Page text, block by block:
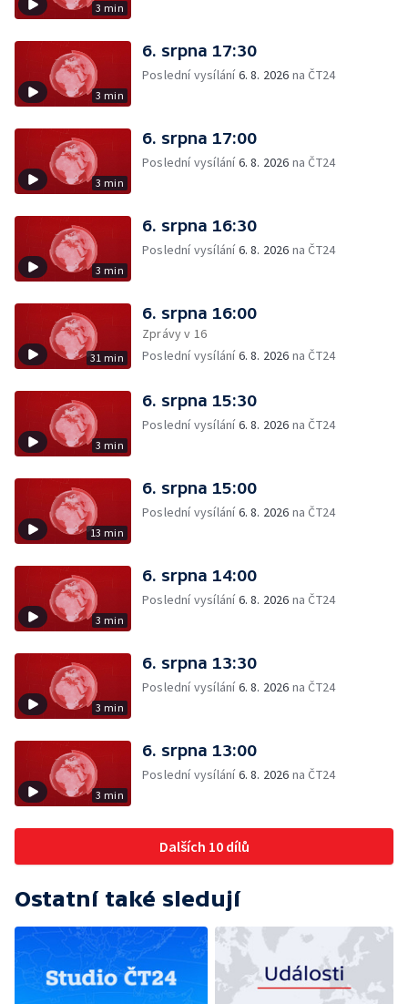
3 min
3 min
6. srpna 17:30
Poslední vysílání6. 8. 2026 na ČT24
3 min
6. srpna 17:00
Poslední vysílání6. 8. 2026 na ČT24
3 min
6. srpna 16:30
Poslední vysílání6. 8. 2026 na ČT24
31 min
6. srpna 16:00
Zprávy v 16
Poslední vysílání6. 8. 2026 na ČT24
3 min
6. srpna 15:30
Poslední vysílání6. 8. 2026 na ČT24
13 min
6. srpna 15:00
Poslední vysílání6. 8. 2026 na ČT24
3 min
6. srpna 14:00
Poslední vysílání6. 8. 2026 na ČT24
3 min
6. srpna 13:30
Poslední vysílání6. 8. 2026 na ČT24
3 min
6. srpna 13:00
Poslední vysílání6. 8. 2026 na ČT24
Dalších 10 dílů
Ostatní také sledují